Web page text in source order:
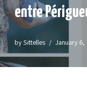
entre
bySittelles January 6,